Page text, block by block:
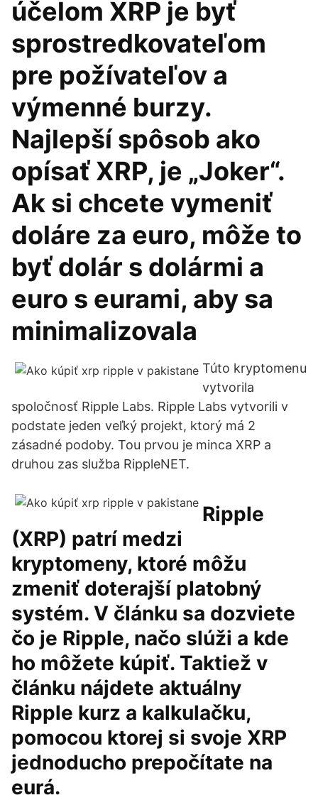
účelom XRP je byť
sprostredkovateľom
pre požívateľov a
výmenné burzy.
Najlepší spôsob ako
opísať XRP, je „Joker“.
Ak si chcete vymeniť
doláre za euro, môže to
byť dolár s dolármi a
euro s eurami, aby sa
minimalizovala
Túto kryptomenu
vytvorila
spoločnosť Ripple Labs. Ripple Labs vytvorili v
podstate jeden veľký projekt, ktorý má 2
zásadné podoby. Tou prvou je minca XRP a
druhou zas služba RippleNET.
Ripple
(XRP) patrí medzi
kryptomeny, ktoré môžu
zmeniť doterajší platobný
systém. V článku sa dozviete
čo je Ripple, načo slúži a kde
ho môžete kúpiť. Taktiež v
článku nájdete aktuálny
Ripple kurz a kalkulačku,
pomocou ktorej si svoje XRP
jednoducho prepočítate na
eurá.